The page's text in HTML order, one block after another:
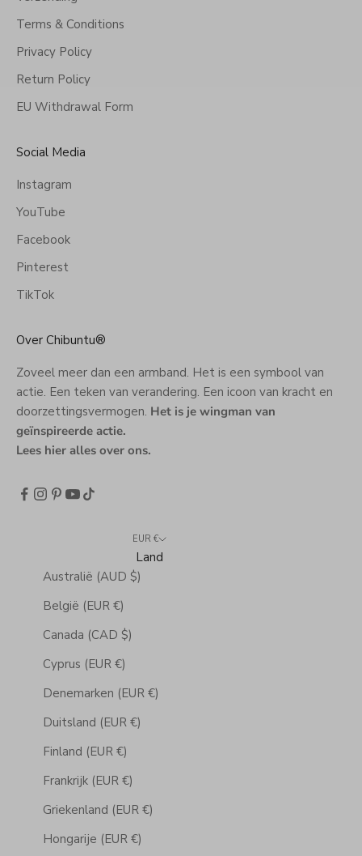
Terms & Conditions
Privacy Policy
Return Policy
EU Withdrawal Form
Social Media
Instagram
YouTube
Facebook
Pinterest
TikTok
Over Chibuntu®
Zoveel meer dan een armband. Het is een symbool van
actie. Een teken van verandering. Een icoon van kracht en
doorzettingsvermogen. Het is je wingman van
geïnspireerde actie.
Lees hier alles over ons.
EUR €
Land
Australië (AUD $)
België (EUR €)
Canada (CAD $)
Cyprus (EUR €)
Denemarken (EUR €)
Duitsland (EUR €)
Finland (EUR €)
Frankrijk (EUR €)
Griekenland (EUR €)
Hongarije (EUR €)